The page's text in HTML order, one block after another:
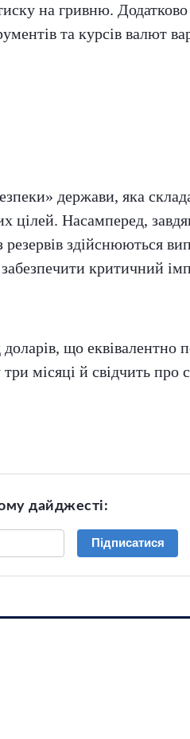
на гривню.
та курсів валют
держави, яка
цілей. Насамперед,
здійснюються
критичний
що еквівалентно
місяці й свідчить про
дайджесті:
Підписатися